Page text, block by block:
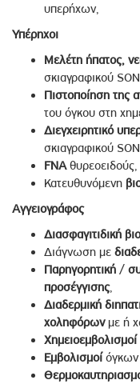
υπερήχων,
Υπέρηχοι
Μελέτη ήπατος,
σκιαγραφικού
Πιστοποίηση της
του όγκου στη
Διεγχειρητικό
σκιαγραφικού
FNA
Κατευθυνόμενη
Αγγειογράφος
Διασφαγιτιδική
Διάγνωση με
Παρηγορητική /
προσέγγισης,
Διαδερμική
χοληφόρωνμε ή
Χημειοεμβολισμοί
Εμβολισμοίόγκων